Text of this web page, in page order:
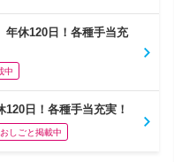
年休120日！各種手当充
中
日！各種手当充実！
しごと掲載中